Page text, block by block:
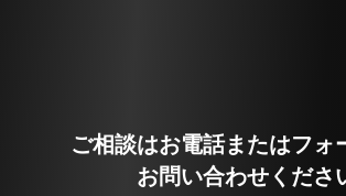
ご相談はお電話またはフォ
お問い合わせくださ